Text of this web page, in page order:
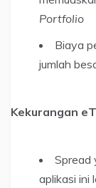
Portfolio
Biaya
jumlah
Kekurangan
Spread
aplikasi ini